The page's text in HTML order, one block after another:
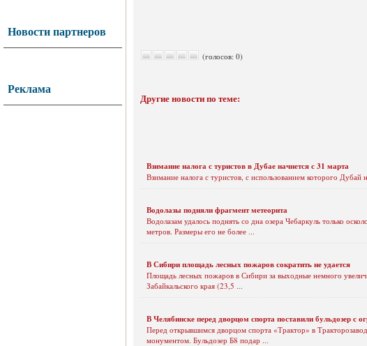
Новости партнеров
Реклама
(голосов: 0)
Другие новости по теме:
Взимание налога с туристов в Дубае начнется с 31 марта
Взимание налога с туристов, с использованием которого
Водолазы подняли фрагмент метеорита
Водолазам удалось поднять со дна озера Чебаркуль только
метров. Размеры его не более ...
В Сибири площадь лесных пожаров сократить не удается
Площадь лесных пожаров в Сибири за выходные немного
Забайкальского края (23,5 ...
В Челябинске перед дворцом спорта поставили бульдозер с
Перед открывшимся дворцом спорта «Трактор» в
монументом. Бульдозер Б8 подар ...